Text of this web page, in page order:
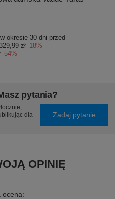
okresie 30 dni przed
329,99 zł -18%
-54%
pytania?
dla
Zadaj pytanie
OPINIĘ
ocena: